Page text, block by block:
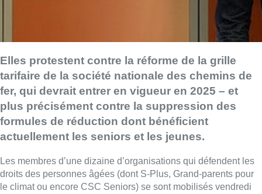
Elles protestent contre la réforme de la grille
tarifaire de la société nationale des chemins de
fer, qui devrait entrer en vigueur en 2025 – et
plus précisément contre la suppression des
formules de réduction dont bénéficient
actuellement les seniors et les jeunes.
Les membres d’une dizaine d’organisations qui défendent les
droits des personnes âgées (dont S-Plus, Grand-parents pour
le climat ou encore CSC Seniors) se sont mobilisés vendredi